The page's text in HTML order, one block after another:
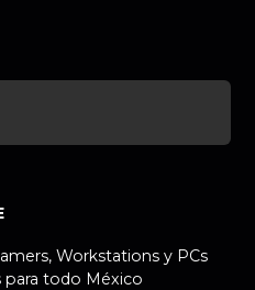
Workstations y PCs
para todo México